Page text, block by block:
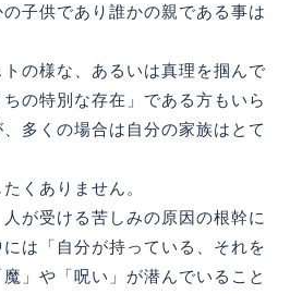
子供であり誰かの親である事は
の様な、あるいは真理を掴んで
の特別な存在」である方もいら
多くの場合は自分の家族はとて
くありません。
が受ける苦しみの原因の根幹に
は「自分が持っている、それを
」や「呪い」が潜んでいること